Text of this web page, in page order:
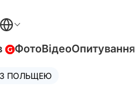
ФотоВідеоОпитування
ПОЛЬЩЕЮ